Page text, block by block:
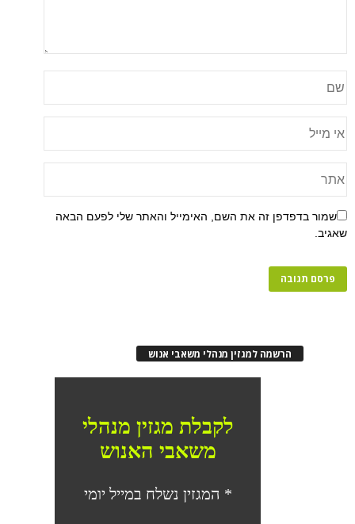
שמור בדפדפן זה את השם, האימייל והאתר שלי לפעם הבאה
שאגיב.
הרשמה למגזין מנהלי משאבי אנוש